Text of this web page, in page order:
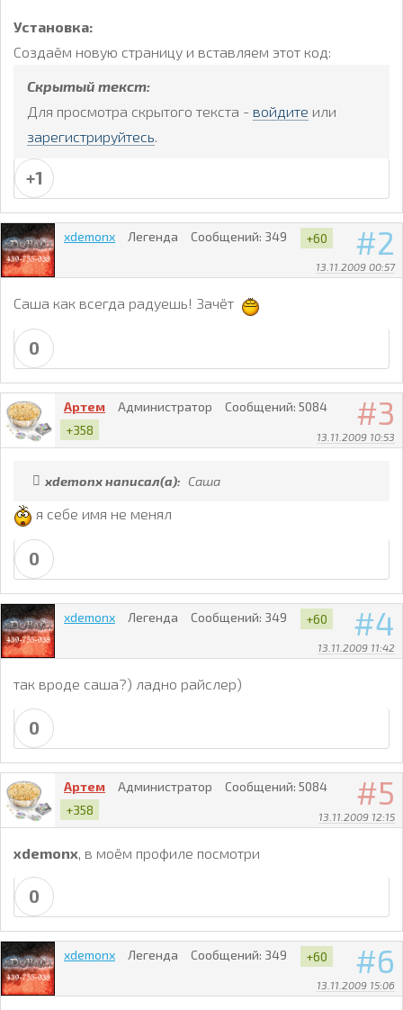
Установка:
Создаём новую страницу и вставляем этот код:
Скрытый текст:
Для просмотра скрытого текста - войдите или
зарегистрируйтесь.
+1
2
13.11.2009 00:57
xdemonx Легенда Сообщений: 349 +60
Саша как всегда радуешь! Зачёт
0
3
13.11.2009 10:53
Артем Администратор Сообщений: 5084
+358
xdemonx написал(а): Саша
я себе имя не менял
0
4
13.11.2009 11:42
xdemonx Легенда Сообщений: 349 +60
так вроде саша?) ладно райслер)
0
5
13.11.2009 12:15
Артем Администратор Сообщений: 5084
+358
xdemonx , в моём профиле посмотри
0
6
13.11.2009 15:06
xdemonx Легенда Сообщений: 349 +60